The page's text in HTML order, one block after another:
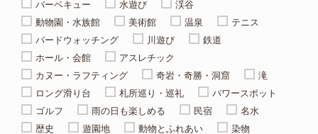
バーベキュー 水遊び
渓谷
動物園・水族館
美術館 温泉
テニス
バードウォッチング
川遊び
鉄道
ホール・会館
アスレチック
カヌー・ラフティング
奇岩・奇勝・洞窟
滝
ロング滑り台
札所巡り・巡礼
パワースポット
ゴルフ
雨の日も楽しめる 民宿
名水
歴史
遊園地 動物とふれあい
染物